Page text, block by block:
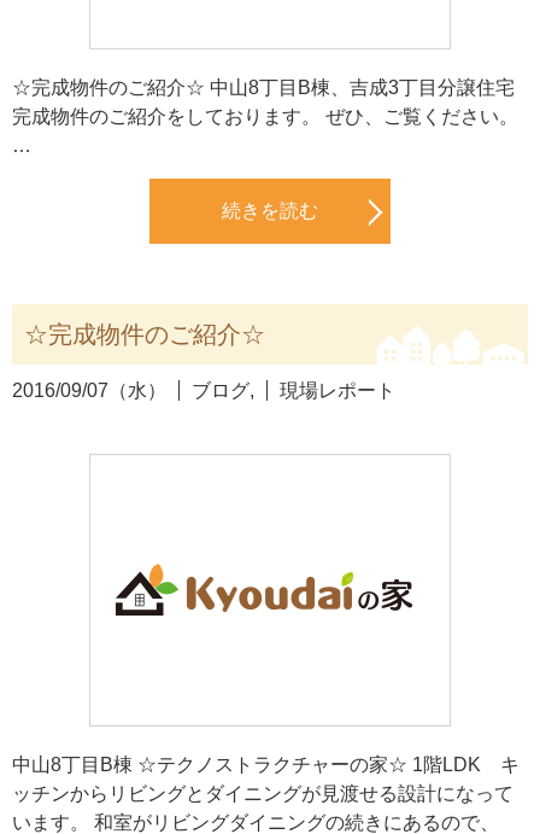
☆完成物件のご紹介☆ 中山8丁目B棟、吉成3丁目分譲住宅
完成物件のご紹介をしております。 ぜひ、ご覧ください。
…
続きを読む
☆完成物件のご紹介☆
2016/09/07（水） ブログ, 現場レポート
中山8丁目B棟 ☆テクノストラクチャーの家☆ 1階LDK キ
ッチンからリビングとダイニングが見渡せる設計になって
います。 和室がリビングダイニングの続きにあるので、